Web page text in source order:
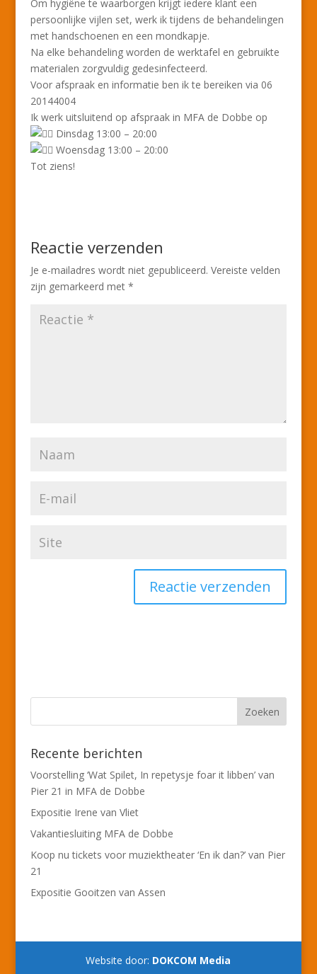
Om hygiëne te waarborgen krijgt iedere klant een
persoonlijke vijlen set, werk ik tijdens de behandelingen
met handschoenen en een mondkapje.
Na elke behandeling worden de werktafel en gebruikte
materialen zorgvuldig gedesinfecteerd.
Voor afspraak en informatie ben ik te bereiken via 06
20144004
Ik werk uitsluitend op afspraak in MFA de Dobbe op
Dinsdag 13:00 – 20:00
Woensdag 13:00 – 20:00
Tot ziens!
Reactie verzenden
Je e-mailadres wordt niet gepubliceerd. Vereiste velden
zijn gemarkeerd met *
Recente berichten
Voorstelling ‘Wat Spilet, In repetysje foar it libben’ van
Pier 21 in MFA de Dobbe
Expositie Irene van Vliet
Vakantiesluiting MFA de Dobbe
Koop nu tickets voor muziektheater ‘En ik dan?’ van Pier
21
Expositie Gooitzen van Assen
Website door: DOKCOM Media